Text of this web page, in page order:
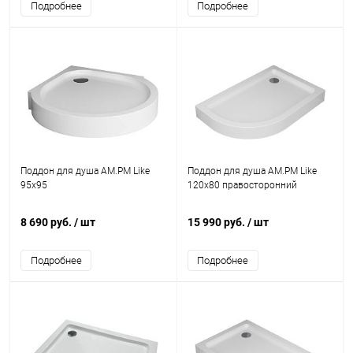
Подробнее Подробнее
Поддон для душа AM.PM Like
95х95
8 690 руб. / шт
Подробнее
Поддон для душа AM.PM Like
120x80 правосторонний
15 990 руб. / шт
Подробнее